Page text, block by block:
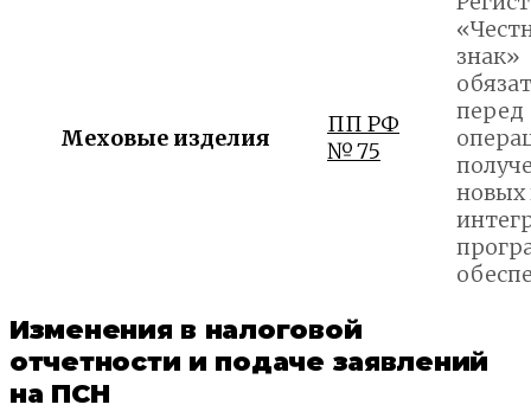
Меховые изделия
ПП РФ
№ 75
знак»
перед
новых
Изменения в налоговой
отчетности и подаче заявлений
на ПСН